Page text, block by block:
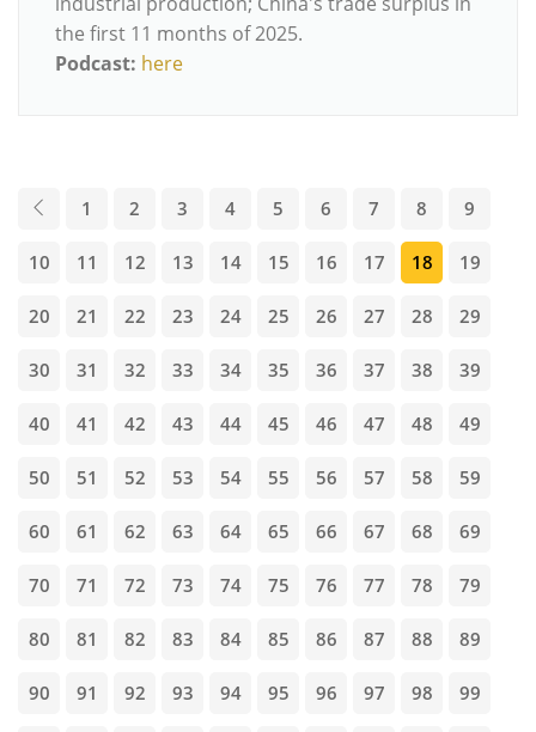
the first 11 months of 2025.
Podcast: here
1 2 3 4 5 6 7 8 9
10 11 12 13 14 15 16 17 18 19
20 21 22 23 24 25 26 27 28 29
30 31 32 33 34 35 36 37 38 39
40 41 42 43 44 45 46 47 48 49
50 51 52 53 54 55 56 57 58 59
60 61 62 63 64 65 66 67 68 69
70 71 72 73 74 75 76 77 78 79
80 81 82 83 84 85 86 87 88 89
90 91 92 93 94 95 96 97 98 99